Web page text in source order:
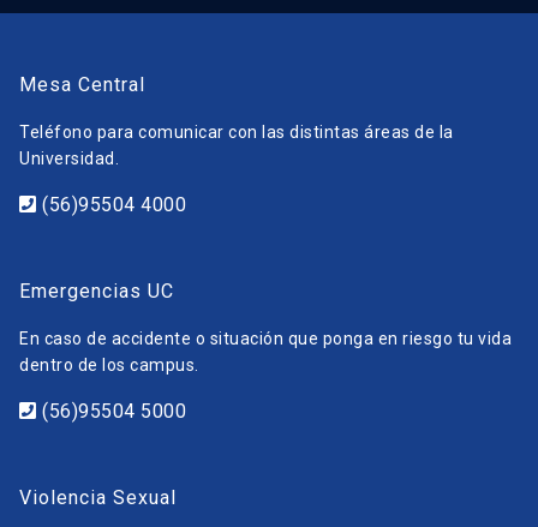
Mesa Central
Teléfono para comunicar con las distintas áreas de la
Universidad.
(56)95504 4000
Emergencias UC
En caso de accidente o situación que ponga en riesgo tu vida
dentro de los campus.
(56)95504 5000
Violencia Sexual